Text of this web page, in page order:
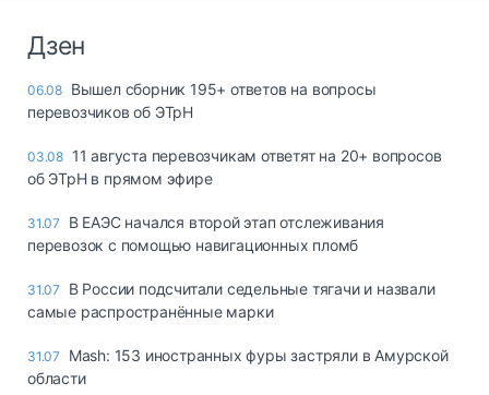
Дзен
06.08 Вышел сборник 195+ ответов на вопросы
перевозчиков об ЭТрН
03.08 11 августа перевозчикам ответят на 20+ вопросов
об ЭТрН в прямом эфире
31.07
В ЕАЭС начался второй этап отслеживания
перевозок с помощью навигационных пломб
31.07
В России подсчитали седельные тягачи и назвали
самые распространённые марки
31.07
Mash: 153 иностранных фуры застряли в Амурской
области